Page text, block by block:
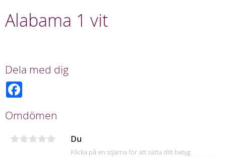
Alabama 1 vit
Dela med dig
b
o
k
Omdömen
Du
Klicka på en stjärna för att sätta ditt betyg